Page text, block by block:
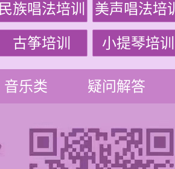
民族唱法培训 美声唱法培训
古筝培训 小提琴培训
音乐类 疑问解答